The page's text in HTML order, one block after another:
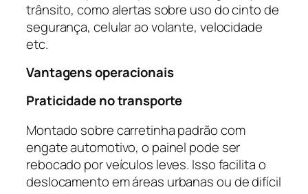
trânsito, como alertas sobre uso do cinto de
segurança, celular ao volante, velocidade
etc.
Vantagens operacionais
Praticidade no transporte
Montado sobre carretinha padrão com
engate automotivo, o painel pode ser
rebocado por veículos leves. Isso facilita o
deslocamento em áreas urbanas ou de difícil